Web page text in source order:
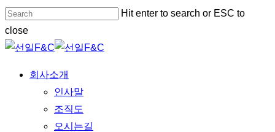
Skip
to
main
Hit enter to search or ESC to
close
Close
Menu
회사소개
인사말
조직도
오시는길